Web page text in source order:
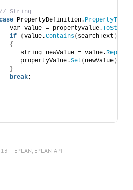
// String
PropertyDefinition. PropertyType
var value = propertyValue.
ToString
if
(value.Contains( searchText ))
{
string newValue = value.
Replace
propertyValue.
Set ( newValue )
}
break;
| EPLAN, EPLAN-API